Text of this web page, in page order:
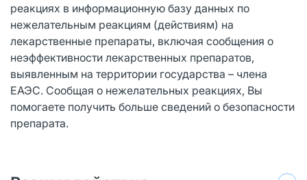
реакциях в информационную базу данных по
нежелательным реакциям (действиям) на
лекарственные препараты, включая сообщения о
неэффективности лекарственных препаратов,
выявленным на территории государства – члена
ЕАЭС. Сообщая о нежелательных реакциях, Вы
помогаете получить больше сведений о безопасности
препарата.